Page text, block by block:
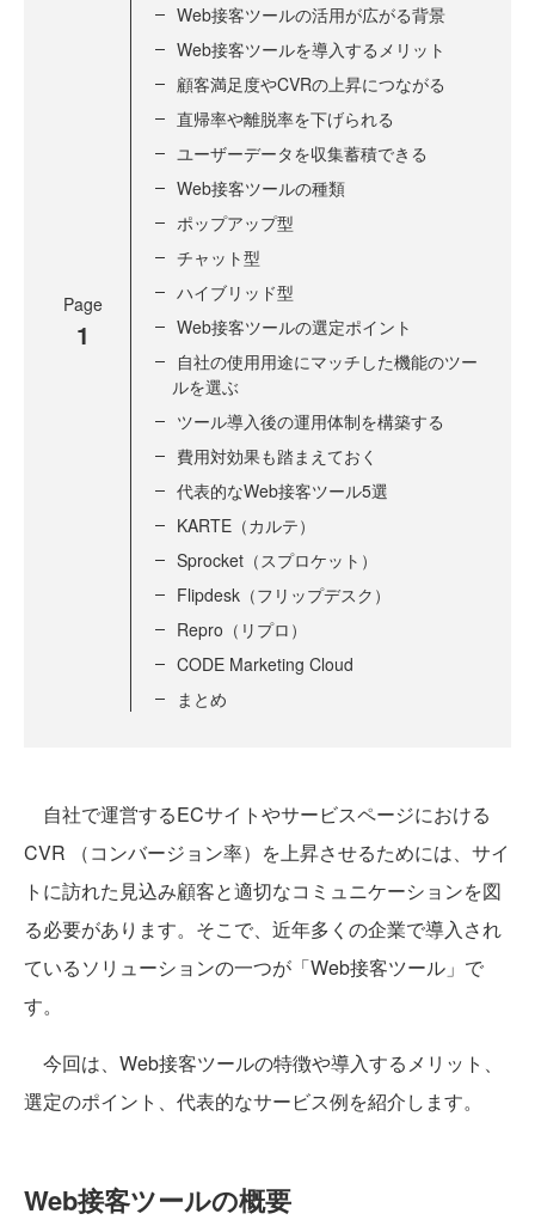
Page
1
Web接客ツールの活用が広がる背景
Web接客ツールを導入するメリット
顧客満足度やCVRの上昇につながる
直帰率や離脱率を下げられる
ユーザーデータを収集蓄積できる
Web接客ツールの種類
ポップアップ型
チャット型
ハイブリッド型
Web接客ツールの選定ポイント
自社の使用用途にマッチした機能のツー
ルを選ぶ
ツール導入後の運用体制を構築する
費用対効果も踏まえておく
代表的なWeb接客ツール5選
KARTE（カルテ）
Sprocket（スプロケット）
Flipdesk（フリップデスク）
Repro（リプロ）
CODE Marketing Cloud
まとめ
自社で運営するECサイトやサービスページにおける
CVR （コンバージョン率）を上昇させるためには、サイ
トに訪れた見込み顧客と適切なコミュニケーションを図
る必要があります。そこで、近年多くの企業で導入され
ているソリューションの一つが「Web接客ツール」で
す。
今回は、Web接客ツールの特徴や導入するメリット、
選定のポイント、代表的なサービス例を紹介します。
Web接客ツールの概要